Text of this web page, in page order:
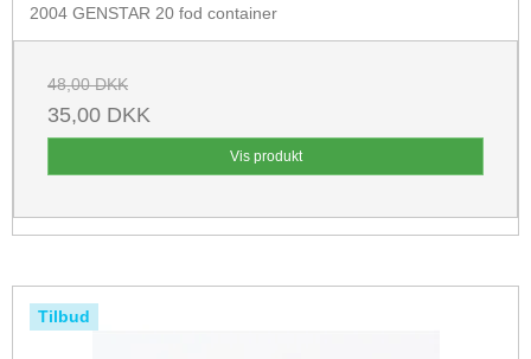
2004 GENSTAR 20 fod container
48,00 DKK
35,00 DKK
Vis produkt
Tilbud